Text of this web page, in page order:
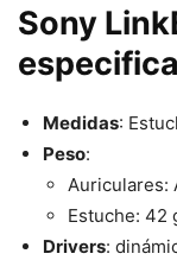
Sony
Medidas:
Peso:
Auriculares:
Estuche: 42
Drivers: